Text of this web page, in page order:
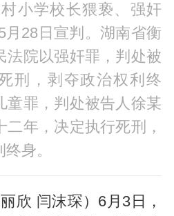
小学校长猥亵、强奸
月28日宣判。湖南省衡
法院以强奸罪，判处被
刑，剥夺政治权利终
童罪，判处被告人徐某
二年，决定执行死刑，
身。
欣 闫沫琛）6月3日，